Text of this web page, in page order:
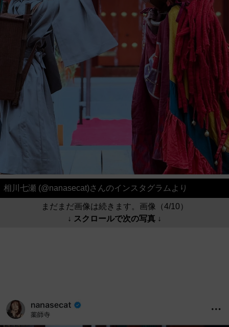
相川七瀬 (@nanasecat)さんのインスタグラムより
まだまだ画像は続きます。画像（4/10）
↓ スクロールで次の写真 ↓